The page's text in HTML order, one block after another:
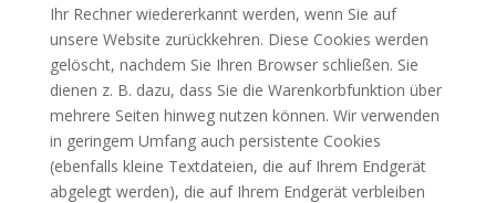
Ihr Rechner wiedererkannt werden, wenn Sie auf
unsere Website zurückkehren. Diese Cookies werden
gelöscht, nachdem Sie Ihren Browser schließen. Sie
dienen z. B. dazu, dass Sie die Warenkorbfunktion über
mehrere Seiten hinweg nutzen können. Wir verwenden
in geringem Umfang auch persistente Cookies
(ebenfalls kleine Textdateien, die auf Ihrem Endgerät
abgelegt werden), die auf Ihrem Endgerät verbleiben